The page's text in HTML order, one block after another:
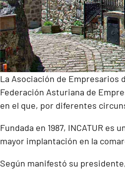
La Asociación de Empresarios
Federación Asturiana de
en el que, por diferentes
Fundada en 1987, INCATUR
mayor implantación en la
Según manifestó su